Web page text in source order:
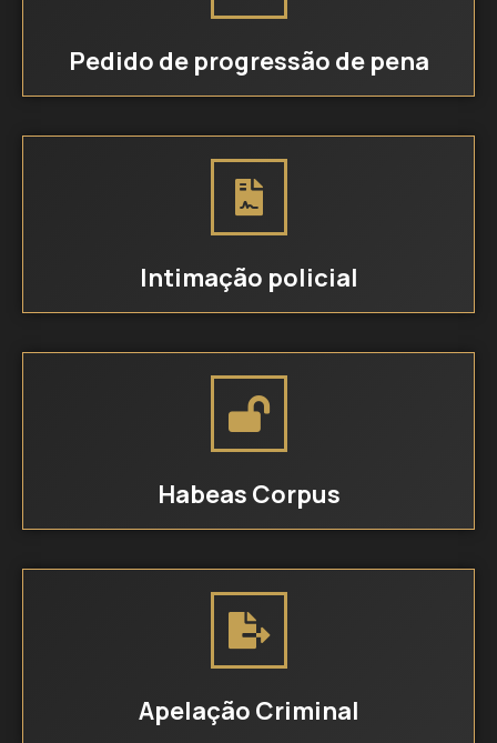
Pedido de progressão de pena
Intimação policial
Habeas Corpus
Apelação Criminal